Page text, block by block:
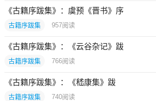
《古籍序跋集》：虞预《晋书》序
古籍序跋集 957阅读
《古籍序跋集》：《云谷杂记》跋
古籍序跋集 766阅读
《古籍序跋集》：《嵇康集》跋
古籍序跋集 740阅读